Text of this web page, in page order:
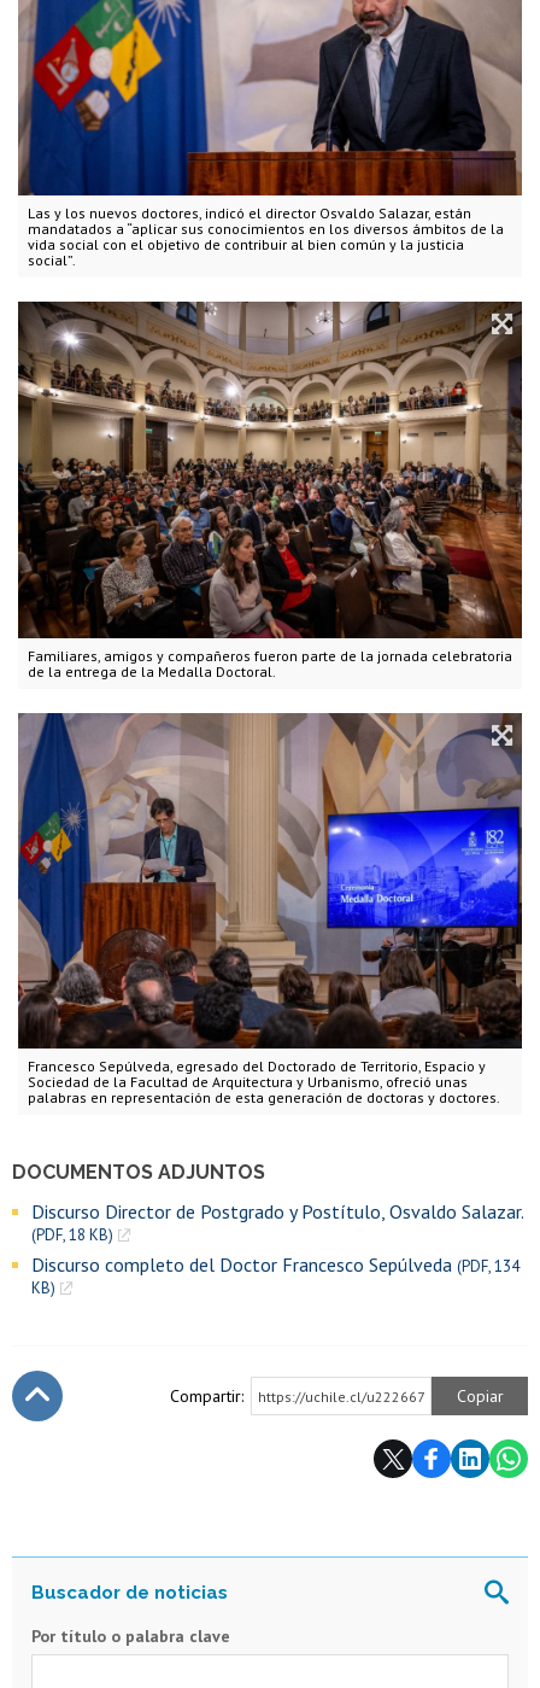
Las y los nuevos doctores, indicó el director Osvaldo Salazar, están
mandatados a “aplicar sus conocimientos en los diversos ámbitos de la
vida social con el objetivo de contribuir al bien común y la justicia
social”.
Familiares, amigos y compañeros fueron parte de la jornada celebratoria
de la entrega de la Medalla Doctoral.
Francesco Sepúlveda, egresado del Doctorado de Territorio, Espacio y
Sociedad de la Facultad de Arquitectura y Urbanismo, ofreció unas
palabras en representación de esta generación de doctoras y doctores.
DOCUMENTOS ADJUNTOS
Discurso Director de Postgrado y Postítulo, Osvaldo Salazar.
(PDF, 18 KB)
Discurso completo del Doctor Francesco Sepúlveda (PDF, 134
KB)
Compartir: https://uchile.cl/u222667 Copiar
Por título o palabra clave